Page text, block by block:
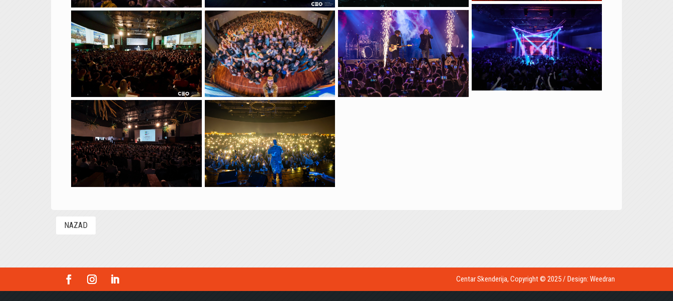
NAZAD
Centar Skenderija, Copyright © 2025 / Design: Weedran